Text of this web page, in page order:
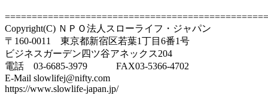
Copyright(C) ＮＰＯ法人スローライフ・ジャパン
〒160-0011 東京都新宿区若葉1丁目6番1号
ビジネスガーデン四ツ谷アネックス204
電話 03-6685-3979 FAX03-5366-4702
E-Mail slowlifej@nifty.com
https://www.slowlife-japan.jp/